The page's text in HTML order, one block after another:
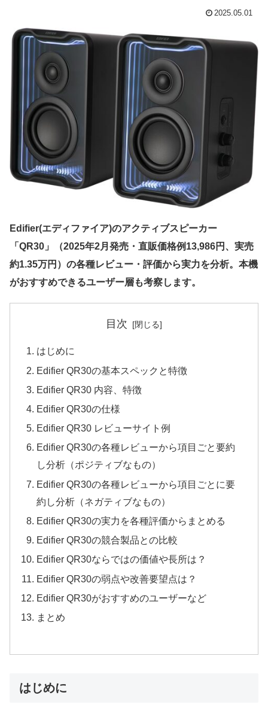
2025.05.01
Edifier(エディファイア)のアクティブスピーカー
「QR30」（2025年2月発売・直販価格例13,986円、実売
約1.35万円）の各種レビュー・評価から実力を分析。本機
がおすすめできるユーザー層も考察します。
目次
はじめに
Edifier QR30の基本スペックと特徴
Edifier QR30 内容、特徴
Edifier QR30の仕様
Edifier QR30 レビューサイト例
Edifier QR30の各種レビューから項目ごと要約
し分析（ポジティブなもの）
Edifier QR30の各種レビューから項目ごとに要
約し分析（ネガティブなもの）
Edifier QR30の実力を各種評価からまとめる
Edifier QR30の競合製品との比較
Edifier QR30ならではの価値や長所は？
Edifier QR30の弱点や改善要望点は？
Edifier QR30がおすすめのユーザーなど
まとめ
はじめに